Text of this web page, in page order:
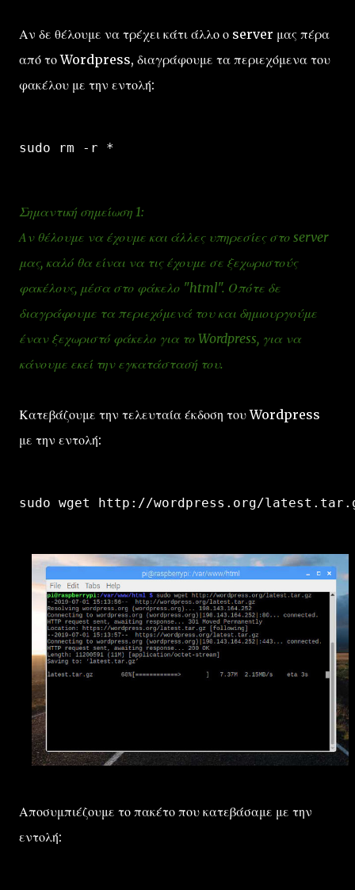
Αν δε θέλουμε να τρέχει κάτι άλλο ο server μας πέρα
από το Wordpress, διαγράφουμε τα περιεχόμενα του
φακέλου με την εντολή:
sudo rm -r *
Σημαντική σημείωση 1:
Αν θέλουμε να έχουμε και άλλες υπηρεσίες στο server
μας, καλό θα είναι να τις έχουμε σε ξεχωριστούς
φακέλους, μέσα στο φάκελο "html". Οπότε δε
διαγράφουμε τα περιεχόμενά του και δημιουργούμε
έναν ξεχωριστό φάκελο για το Wordpress, για να
κάνουμε εκεί την εγκατάστασή του.
Κατεβάζουμε την τελευταία έκδοση του Wordpress
με την εντολή:
sudo wget http://wordpress.org/
Αποσυμπιέζουμε το πακέτο που κατεβάσαμε με την
εντολή: